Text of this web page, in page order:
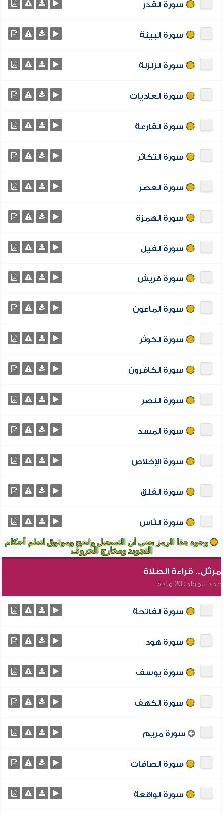
سورة القدر
سورة البينة
سورة الزلزلة
سورة العاديات
سورة القارعة
سورة التكاثر
سورة العصر
سورة الهمزة
سورة الفيل
سورة قريش
سورة الماعون
سورة الكوثر
سورة الكافرون
سورة النصر
سورة المسد
سورة الإخلاص
سورة الفلق
سورة النّاس
وجود هذا الرمز يعني أن التسجيل واضح وموثوق لتعلم أحكام
التجويد ومخارج الحروف
مرتّل.. قراءة الصلاة
عدد المواد: 20 مادة
سورة الفاتحة
سورة هود
سورة يوسف
سورة الكهف
سورة مريم
سورة الصافات
سورة الواقعة